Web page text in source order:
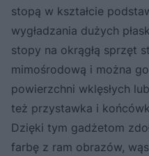
stopą w kształcie
wygładzania dużych
stopy na okrągłą sprzęt
mimośrodową i można
powierzchni wklęsłych
też przystawka i
Dzięki tym gadżetom
farbę z ram obrazów,